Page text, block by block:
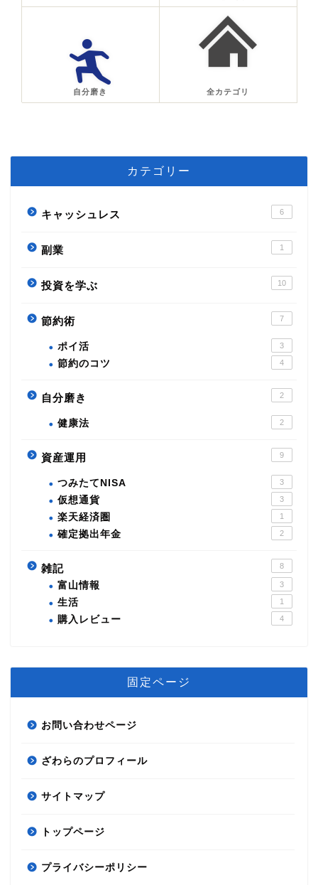
自分磨き 全カテゴリ
カテゴリー
キャッシュレス 6
副業 1
投資を学ぶ 10
節約術 7
ポイ活 3
節約のコツ 4
自分磨き 2
健康法 2
資産運用 9
つみたてNISA 3
仮想通貨 3
楽天経済圏 1
確定拠出年金 2
雑記 8
富山情報 3
生活 1
購入レビュー 4
固定ページ
お問い合わせページ
ざわらのプロフィール
サイトマップ
トップページ
プライバシーポリシー